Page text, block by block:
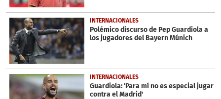
INTERNACIONALES
Polémico discurso de Pep Guardiola a
los jugadores del Bayern Múnich
INTERNACIONALES
Guardiola: 'Para mí no es especial jugar
contra el Madrid'